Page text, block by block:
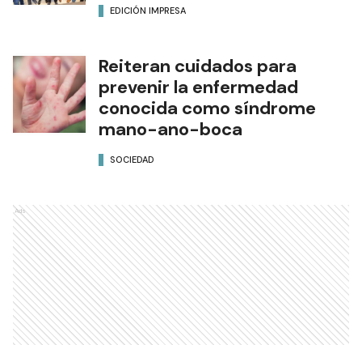
EDICIÓN IMPRESA
Reiteran cuidados para
prevenir la enfermedad
conocida como síndrome
mano-ano-boca
SOCIEDAD
Ads